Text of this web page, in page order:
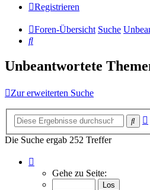
Registrieren
Foren-Übersicht Suche
Suche
Unbeantwortete
Zur erweiterten Suche
Die Suche ergab 252 Treffer
von
Gehe zu Seite: